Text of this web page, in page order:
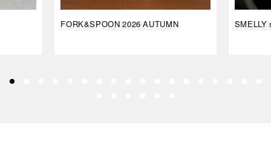
FORK&SPOON 2026 AUTUMN SMELLY